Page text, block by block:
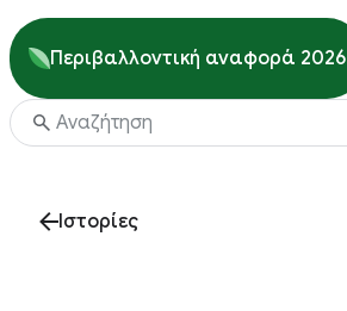
Περιβαλλοντική αναφορά 2026
Ιστορίες